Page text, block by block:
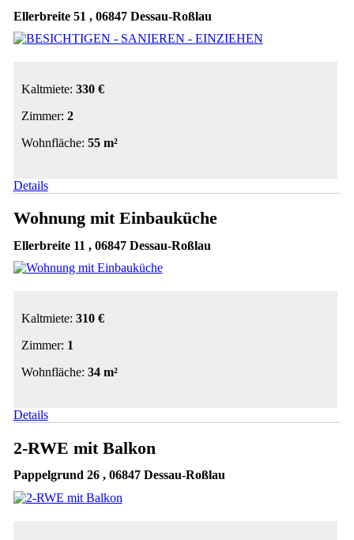
Ellerbreite 51 , 06847 Dessau-Roßlau
Kaltmiete: 330 €
Zimmer: 2
Wohnfläche: 55 m²
Details
Wohnung mit Einbauküche
Ellerbreite 11 , 06847 Dessau-Roßlau
Kaltmiete: 310 €
Zimmer: 1
Wohnfläche: 34 m²
Details
2-RWE mit Balkon
Pappelgrund 26 , 06847 Dessau-Roßlau